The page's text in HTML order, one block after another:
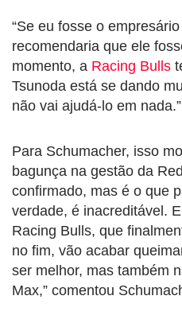
“Se eu fosse o
recomendaria que ele
momento, a Racing Bulls
Tsunoda está se dando
não vai ajudá-lo em nada.”
Para Schumacher, isso
bagunça na gestão da
confirmado, mas é o que
verdade, é inacreditável.
Racing Bulls, que
no fim, vão acabar
ser melhor, mas também
Max,” comentou